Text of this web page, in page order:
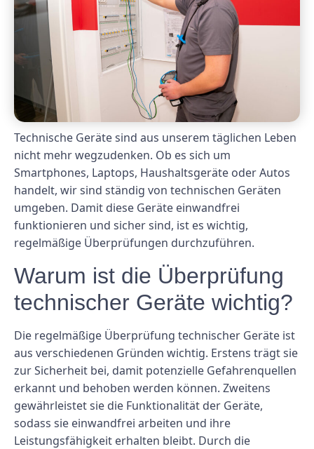
Technische Geräte sind aus unserem täglichen Leben
nicht mehr wegzudenken. Ob es sich um
Smartphones, Laptops, Haushaltsgeräte oder Autos
handelt, wir sind ständig von technischen Geräten
umgeben. Damit diese Geräte einwandfrei
funktionieren und sicher sind, ist es wichtig,
regelmäßige Überprüfungen durchzuführen.
Warum ist die Überprüfung
technischer Geräte wichtig?
Die regelmäßige Überprüfung technischer Geräte ist
aus verschiedenen Gründen wichtig. Erstens trägt sie
zur Sicherheit bei, damit potenzielle Gefahrenquellen
erkannt und behoben werden können. Zweitens
gewährleistet sie die Funktionalität der Geräte,
sodass sie einwandfrei arbeiten und ihre
Leistungsfähigkeit erhalten bleibt. Durch die